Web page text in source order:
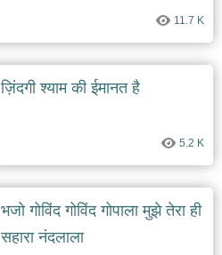
11.7 K
ज़िंदगी श्याम की ईमानत है
5.2 K
भजो गोविंद गोविंद गोपाला मुझे तेरा ही
सहारा नंदलाला